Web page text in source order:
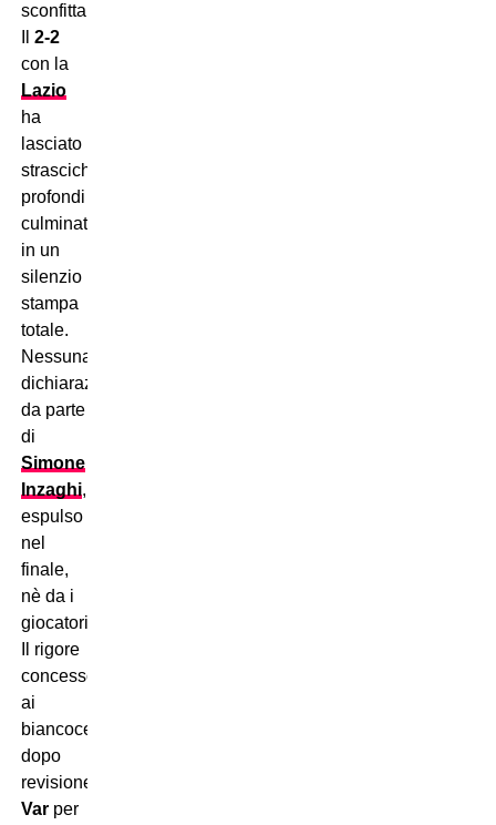
sconfitta.
2-2
con la
Lazio
ha
lasciato
strascichi
profondi
culminati
in un
silenzio
stampa
totale.
Nessuna
dichiarazione
da parte
di
Simone
Inzaghi,
espulso
nel
finale,
nè da i
giocatori.
Il rigore
concesso
ai
biancocelesti
dopo
revisione
Varper